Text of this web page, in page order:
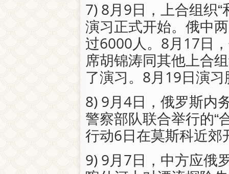
7) 8月9日，上合组织
演习正式开始。俄中
过6000人。8月17日
席胡锦涛同其他上合
了演习。8月19日演
8) 9月4日，俄罗斯内
警察部队联合举行的“
行动6日在莫斯科近郊
9) 9月7日，中方应俄